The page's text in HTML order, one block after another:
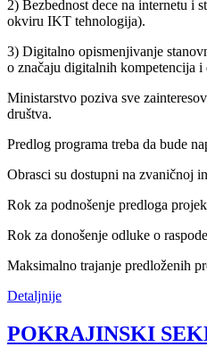
2) Bezbednost dece na internetu i
okviru IKT tehnologija).
3) Digitalno opismenjivanje
o značaju digitalnih kompetencija
Ministarstvo poziva sve
društva.
Predlog programa treba da bude
Obrasci su dostupni na zvaničnoj
Rok za podnošenje predloga
Rok za donošenje odluke o
Maksimalno trajanje predloženih
Detaljnije
POKRAJINSKI